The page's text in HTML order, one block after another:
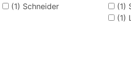
(1) Schneider
(1)
(1)